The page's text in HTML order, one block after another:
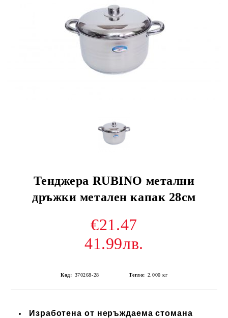
Тенджера RUBINO метални
дръжки метален капак 28см
€21.47
41.99лв.
Код: 370268-28 Тегло: 2.000 кг
Изработена от неръждаема стомана